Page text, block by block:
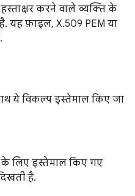
करने वाले व्यक्ति के
यह फ़ाइल, X.509 PEM या
ये विकल्प इस्तेमाल किए जा
लिए इस्तेमाल किए गए
है.